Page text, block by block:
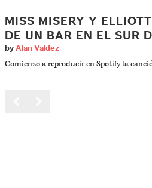
MISS MISERY Y
DE UN BAR EN EL SUR
by Alan Valdez
Comienzo a reproducir en Spotify la